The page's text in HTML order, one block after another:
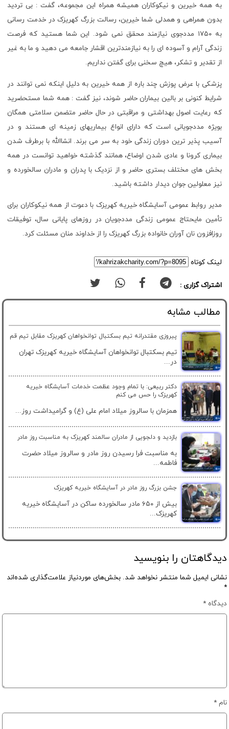
به همه خیرین و نیکوکاران همیشه همراه این مجموعه، گفت : بی تردید
بدون همراهی و همدلی شما خیرین، رسالت بزرگ کهریزک در خدمت رسانی
به ۱۷۵۰ مددجوی نیازمند محقق نمی شود. این شما هستید که فرصت
زندگی آرام و آسوده ای را به نیازمندترین اقشار جامعه می دهید و ما به غیر
از تقدیر و تشکر، هیچ سخنی برای گفتن نداریم.
پزشکی با عرض پوزش چند باره از همه خیرین به دلیل اینکه نمی توانند در
شرایط کنونی بر بالین بیماران حاضر شوند، نیز گفت : همه شما مستحضرید
که رعایت اصول بهداشتی و مراقبتی در حال حاضر متضمن سلامتی همگان
بویژه مددجویانی است که دارای انواع بیماریهای زمینه ای هستند و در
آسیب پذیر ترین دوران زندگی خود به سر می برند. انشاالله با برطرف شدن
بیماری کرونا و عادی شدن اوضاع، همانند گذشته خواهید توانست در همه
بخش های مختلف بستری حاضر و از نزدیک با پدران و مادران سالخورده و
نیز معلولین جوان دیدار داشته باشید.
مدیر روابط عمومی آسایشگاه خیریه کهریزک با دعوت از همه نیکوکاران برای
تأمین مایحتاج عمومی زندگی مددجویان در روزهای پایانی سال، توفیقات
روزافزون نان آوران خانواده بزرگ کهریزک را از خداوند منان مسئلت کرد.
لینک کوتاه
اشتراک گزاری :
مطالب مشابه
پیروزی مقتدرانه تیم بسکتبال توانخواهان کهریزک مقابل تیم قم
تیم بسکتبال توانخواهان آسایشگاه خیریه کهریزک تهران
در...
دکتر ربیعی: با تمام وجود عظمت خدمات آسایشگاه خیریه
کهریزک را حس می کنم
همزمان با سالروز میلاد امام علی (ع) و گرامیداشت روز...
بازدید و دلجویی از مادران سالمند کهریزک به مناسبت روز مادر
به مناسبت فرا رسیدن روز مادر و سالروز میلاد حضرت
فاطمه...
جشن بزرگ روز مادر در آسایشگاه خیریه کهریزک
بیش از ۶۵۰ مادر سالخورده ساکن در آسایشگاه خیریه
کهریزک...
دیدگاهتان را بنویسید
نشانی ایمیل شما منتشر نخواهد شد. بخش‌های موردنیاز علامت‌گذاری شده‌اند
*
دیدگاه*
نام*